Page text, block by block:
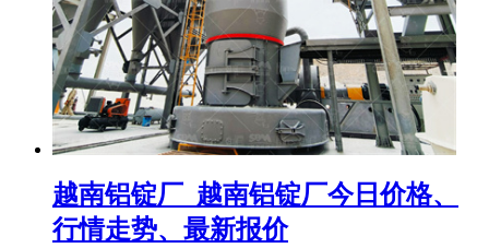
越南铝锭厂_越南铝锭厂今日价格、
行情走势、最新报价